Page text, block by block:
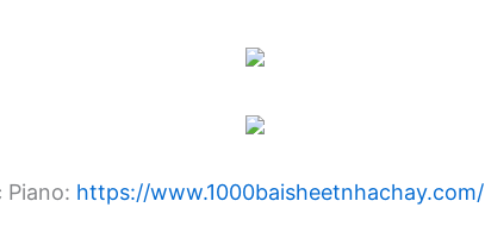
Piano: https://www.1000baisheetnhachay.com/